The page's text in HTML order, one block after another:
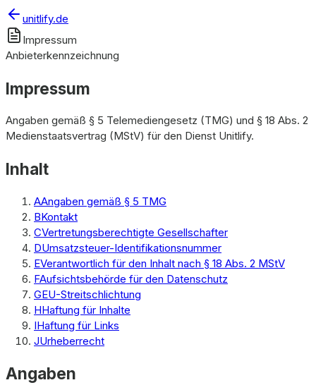
unitlify.de
Impressum
Anbieterkennzeichnung
Impressum
Angaben gemäß § 5 Telemediengesetz (TMG) und § 18 Abs. 2
Medienstaatsvertrag (MStV) für den Dienst Unitlify.
Inhalt
AAngaben gemäß § 5 TMG
BKontakt
CVertretungsberechtigte Gesellschafter
DUmsatzsteuer-Identifikationsnummer
EVerantwortlich für den Inhalt nach § 18 Abs. 2 MStV
FAufsichtsbehörde für den Datenschutz
GEU-Streitschlichtung
HHaftung für Inhalte
IHaftung für Links
JUrheberrecht
Angaben